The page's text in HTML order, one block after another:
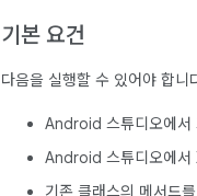
기본 요건
다음을 실행할 수 있어야 합니
Android 스튜디오에서
Android 스튜디오에서
기존 클래스의 메서드